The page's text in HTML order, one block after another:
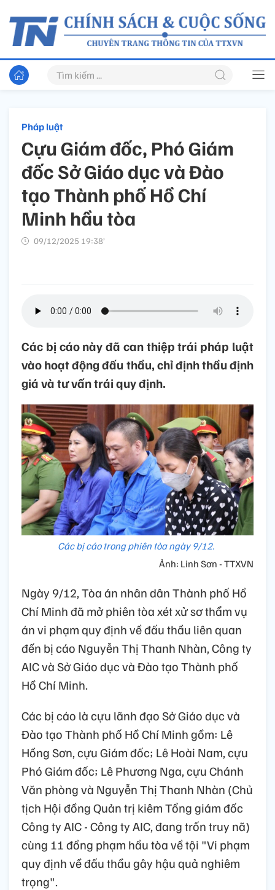
Pháp luật
Cựu Giám đốc, Phó Giám
đốc Sở Giáo dục và Đào
tạo Thành phố Hồ Chí
Minh hầu tòa
09/12/2025 19:38’
Các bị cáo này đã can thiệp trái pháp luật
vào hoạt động đấu thầu, chỉ định thầu định
giá và tư vấn trái quy định.
Các bị cáo trong phiên tòa ngày 9/12.
Ảnh: Linh Sơn - TTXVN
Ngày 9/12, Tòa án nhân dân Thành phố Hồ
Chí Minh đã mở phiên tòa xét xử sơ thẩm vụ
án vi phạm quy định về đấu thầu liên quan
đến bị cáo Nguyễn Thị Thanh Nhàn, Công ty
AIC và Sở Giáo dục và Đào tạo Thành phố
Hồ Chí Minh.
Các bị cáo là cựu lãnh đạo Sở Giáo dục và
Đào tạo Thành phố Hồ Chí Minh gồm: Lê
Hồng Sơn, cựu Giám đốc; Lê Hoài Nam, cựu
Phó Giám đốc; Lê Phương Nga, cựu Chánh
Văn phòng và Nguyễn Thị Thanh Nhàn (Chủ
tịch Hội đồng Quản trị kiêm Tổng giám đốc
Công ty AIC - Công ty AIC, đang trốn truy nã)
cùng 11 đồng phạm hầu tòa về tội "Vi phạm
quy định về đấu thầu gây hậu quả nghiêm
trọng".